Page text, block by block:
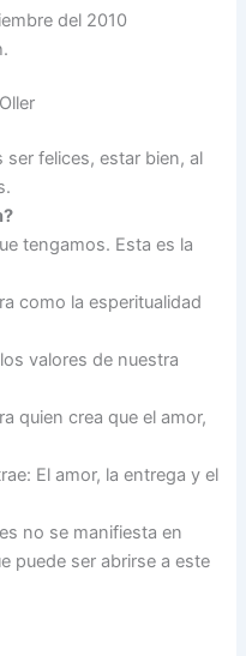
del 2010
felices, estar bien, al
tengamos. Esta es la
como la esperitualidad
valores de nuestra
quien crea que el amor,
El amor, la entrega y el
no se manifiesta en
puede ser abrirse a este